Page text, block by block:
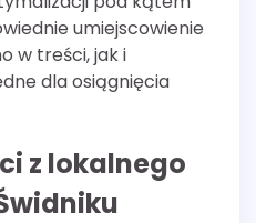
umiejscowienie
w treści, jak i
dla osiągnięcia
z lokalnego